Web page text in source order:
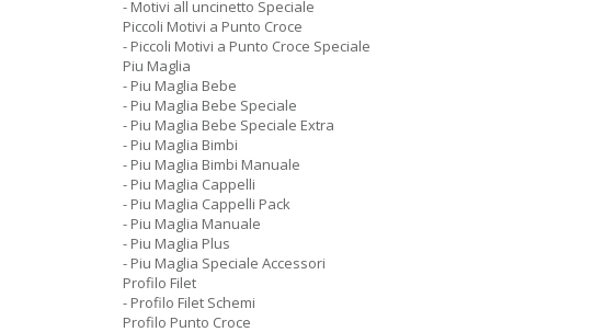
- Motivi all uncinetto Speciale
Piccoli Motivi a Punto Croce
- Piccoli Motivi a Punto Croce Speciale
Piu Maglia
- Piu Maglia Bebe
- Piu Maglia Bebe Speciale
- Piu Maglia Bebe Speciale Extra
- Piu Maglia Bimbi
- Piu Maglia Bimbi Manuale
- Piu Maglia Cappelli
- Piu Maglia Cappelli Pack
- Piu Maglia Manuale
- Piu Maglia Plus
- Piu Maglia Speciale Accessori
Profilo Filet
- Profilo Filet Schemi
Profilo Punto Croce